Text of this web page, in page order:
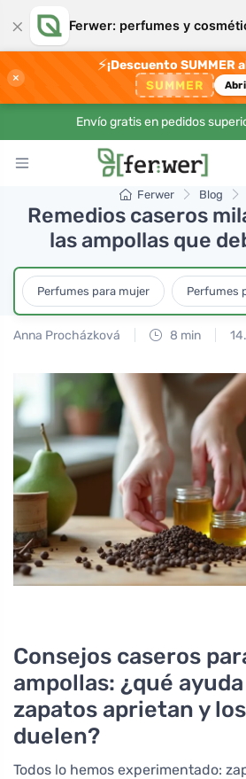
× Ferwer: perfumes y
×
⚡¡Descuento SUMMER
SUMMER
Envío gratis en pedidos
Ferwer Blog
Remedios caseros
las ampollas que
Perfumes para mujer Perfumes
Anna Procházková 8 min
Consejos caseros
ampollas: ¿qué
zapatos aprietan y
duelen?
Todos lo hemos experimentado: